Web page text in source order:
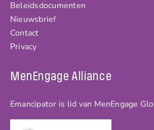
Beleidsdocumenten
Nieuwsbrief
Contact
Privacy
MenEngage Alliance
Emancipator is lid van MenEngage